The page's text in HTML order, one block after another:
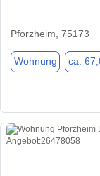
Pforzheim, 75173
Wohnung ca.